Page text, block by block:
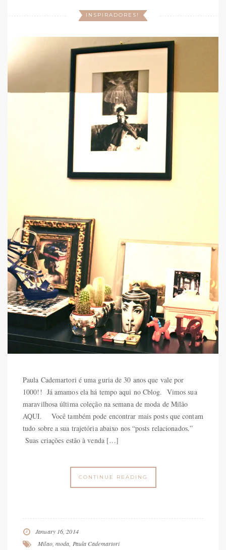
INSPIRADORES!
Paula Cademartori é uma guria de 30 anos que vale por
1000!! Já amamos ela há tempo aqui no Cblog. Vimos sua
maravilhosa última coleção na semana de moda de Milão
AQUI. Você também pode encontrar mais posts que contam
tudo sobre a sua trajetória abaixo nos “posts relacionados.”
Suas criações estão à venda […]
CONTINUE READING
January 16, 2014
Milao, moda Paula Cademartori